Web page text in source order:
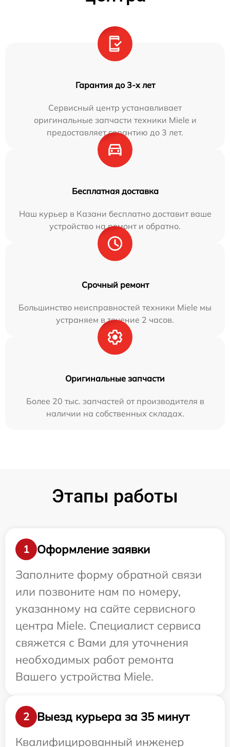
Гарантия до 3-х лет
Сервисный центр устанавливает
оригинальные запчасти техники Miele и
предоставляет гарантию до 3 лет.
Бесплатная доставка
Наш курьер в Казани бесплатно доставит ваше
устройство на ремонт и обратно.
Срочный ремонт
Большинство неисправностей техники Miele мы
устраняем в течение 2 часов.
Оригинальные запчасти
Более 20 тыс. запчастей от производителя в
наличии на собственных складах.
Этапы работы
1
Оформление заявки
Заполните форму обратной связи
или позвоните нам по номеру,
указанному на сайте сервисного
центра Miele. Специалист сервиса
свяжется с Вами для уточнения
необходимых работ ремонта
Вашего устройства Miele.
2
Выезд курьера за 35 минут
Квалифицированный инженер